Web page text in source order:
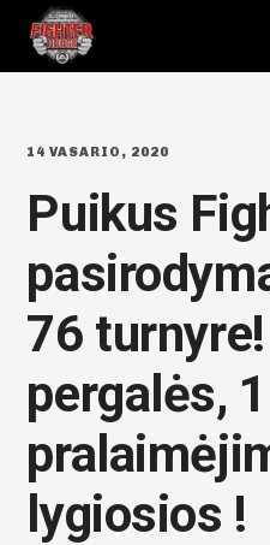
14 VASARIO, 2020
Puikus
76
pergalės, 1
lygiosios !